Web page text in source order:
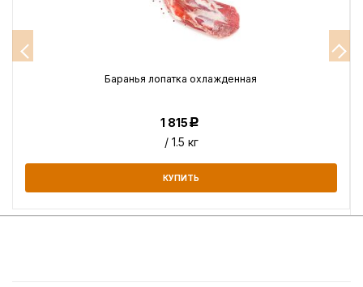
Баранья лопатка охлажденная
1 815Р
/ 1.5 кг
КУПИТЬ